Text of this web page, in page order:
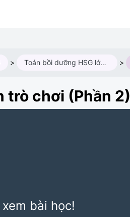
> Toán bồi dưỡng HSG lớp 6M3 (Năm học 2024 - 2025) >
trò chơi (Phần 2)
bài học!